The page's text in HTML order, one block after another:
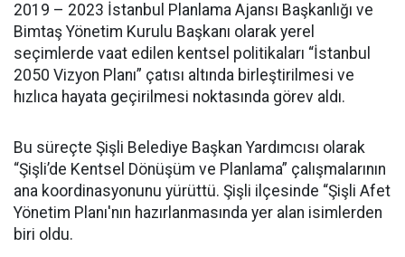
2019 – 2023 İstanbul Planlama Ajansı Başkanlığı ve
Bimtaş Yönetim Kurulu Başkanı olarak yerel
seçimlerde vaat edilen kentsel politikaları “İstanbul
2050 Vizyon Planı” çatısı altında birleştirilmesi ve
hızlıca hayata geçirilmesi noktasında görev aldı.
Bu süreçte Şişli Belediye Başkan Yardımcısı olarak
“Şişli’de Kentsel Dönüşüm ve Planlama” çalışmalarının
ana koordinasyonunu yürüttü. Şişli ilçesinde “Şişli Afet
Yönetim Planı'nın hazırlanmasında yer alan isimlerden
biri oldu.